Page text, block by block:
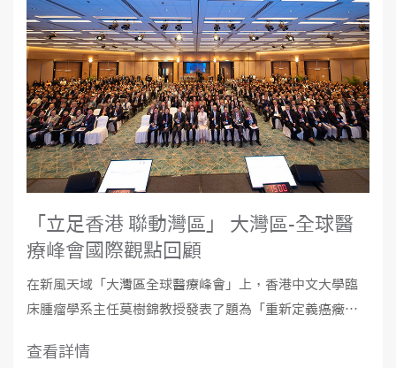
「立足香港 聯動灣區」 大灣區-全球醫
療峰會國際觀點回顧
在新風天域「大灣區全球醫療峰會」上，香港中文大學臨
床腫瘤學系主任莫樹錦教授發表了題為「重新定義癌癥護
其在肺癌研究和精準醫學領域的卓越貢獻而聞名，他回顧
查看詳情